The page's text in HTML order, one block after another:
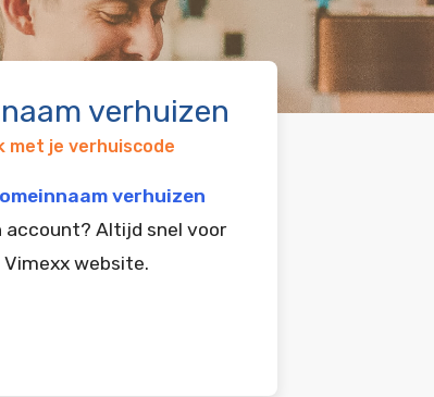
verhuizen
met je verhuiscode
verhuizen
account? Altijd snel voor
Vimexx website.